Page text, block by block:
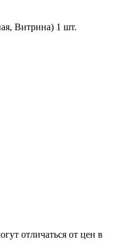
Витрина) 1 шт.
отличаться от цен в